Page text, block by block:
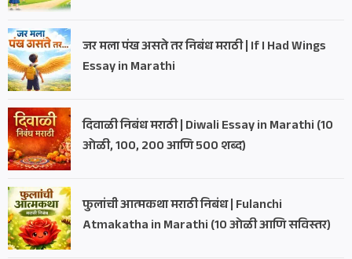
जर मला पंख असते तर निबंध मराठी | If I Had Wings
Essay in Marathi
दिवाळी निबंध मराठी | Diwali Essay in Marathi (10
ओळी, 100, 200 आणि 500 शब्द)
फुलांची आत्मकथा मराठी निबंध | Fulanchi
Atmakatha in Marathi (10 ओळी आणि सविस्तर)